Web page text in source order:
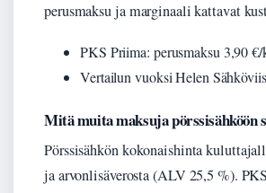
perusmaksu ja marginaali kattavat
PKS Priima: perusmaksu 3,90
Vertailun vuoksi Helen
Mitä muita maksuja pörssisähköön
Pörssisähkön kokonaishinta
ja arvonlisäverosta (ALV 25,5 %).